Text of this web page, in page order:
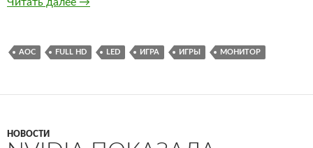
AOC FULL HD LED ИГРА ИГРЫ МОНИТОР
НОВОСТИ